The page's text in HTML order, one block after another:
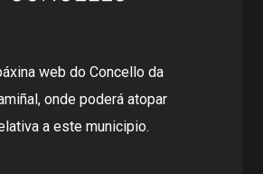
web do Concello da
onde poderá atopar
a este municipio.